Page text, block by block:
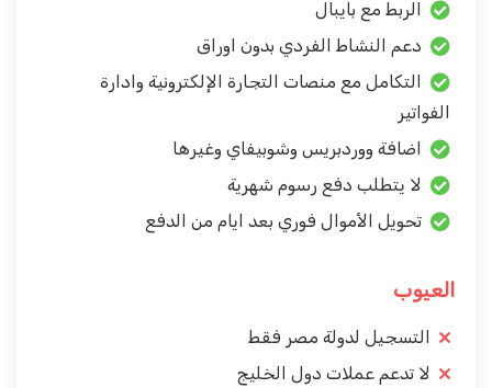
الربط مع بايبال
دعم النشاط الفردي بدون اوراق
التكامل مع منصات التجارة الإلكترونية وادارة
الفواتير
اضافة ووردبريس وشوبيفاي وغيرها
لا يتطلب دفع رسوم شهرية
تحويل الأموال فوري بعد ايام من الدفع
العيوب
التسجيل لدولة مصر فقط
لا تدعم عملات دول الخليج